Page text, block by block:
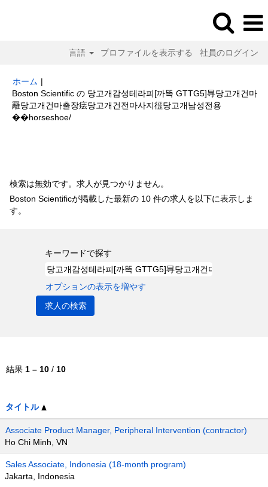
言語 プロファイルを表示する 社員のログイン
ホーム |
Boston Scientific の 당고개감성테라피[까똑 GTTG5]㝵당고개건마
䍦당고개건마출장㾀당고개건전마사지徰당고개남성전용
��horseshoe/(現
検索は無効です。求人が見つかりません。
Boston Scientificが掲載した最新の 10 件の求人を以下に表示しま
す。
キーワードで探す
オプションの表示を増やす
結果 1 – 10 / 10
タイトル
Associate Product Manager, Peripheral Intervention (contractor)
Ho Chi Minh, VN
Sales Associate, Indonesia (18-month program)
Jakarta, Indonesia